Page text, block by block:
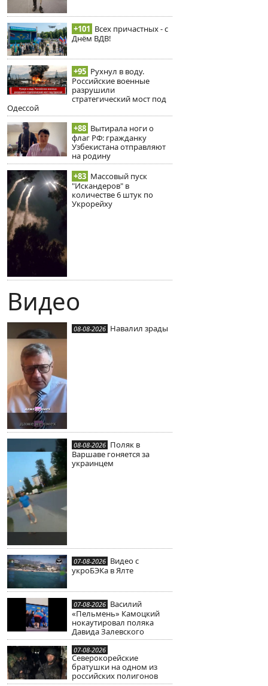
+101 Всех причастных - с
Днём ВДВ!
+95 Рухнул в воду.
Российские военные
разрушили
стратегический мост под
Одессой
+88 Вытирала ноги о
флаг РФ: гражданку
Узбекистана отправляют
на родину
+83 Массовый пуск
"Искандеров" в
количестве 6 штук по
Укрорейху
Видео
08-08-2026 Навалил зрады
08-08-2026 Поляк в
Варшаве гоняется за
украинцем
07-08-2026 Видео с
укроБЭКа в Ялте
07-08-2026 Василий
«Пельмень» Камоцкий
нокаутировал поляка
Давида Залевского
07-08-2026
Северокорейские
братушки на одном из
российских полигонов